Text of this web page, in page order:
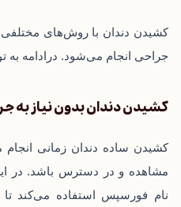
کشیدن دندان با روش‌های
جراحی انجام می‌شود. درادامه به
کشیدن دندان بدون نیاز به
کشیدن ساده دندان زمانی
مشاهده و در دسترس باشد. در
نام فورسپس استفاده می‌کند